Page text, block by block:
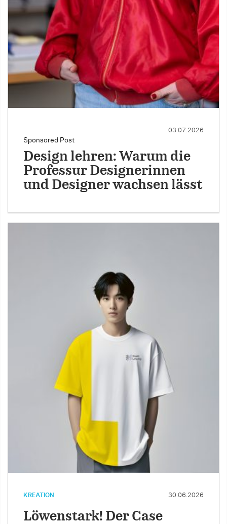
Sponsored Post
03.07.2026
Design lehren: Warum die
Professur Designerinnen
und Designer wachsen lässt
KREATION 30.06.2026
Löwenstark! Der Case